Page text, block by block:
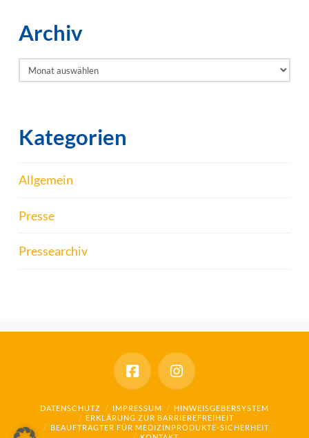
Archiv
Archiv
Kategorien
Allgemein
Presse
Pressearchiv
DATENSCHUTZ IMPRESSUM
HINWEISGEBERSYSTEM
ERKLÄRUNG ZUR BARRIEREFREIHEIT
BEAUFTRAGTER FÜR MEDIZINPRODUKTE-SICHERHEIT